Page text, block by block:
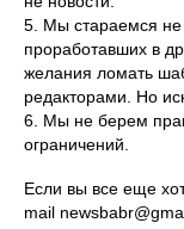
5. Мы стараемся не
проработавших в
желания ломать
редакторами. Но
6. Мы не берем
ограничений.
Если вы все еще
mail